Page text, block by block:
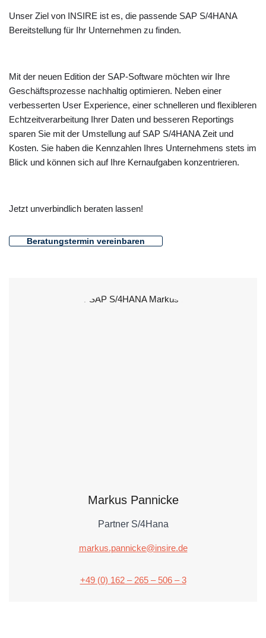
Unser Ziel von INSIRE ist es, die passende SAP S/4HANA
Bereitstellung für Ihr Unternehmen zu finden.
Mit der neuen Edition der SAP-Software möchten wir Ihre
Geschäftsprozesse nachhaltig optimieren. Neben einer
verbesserten User Experience, einer schnelleren und flexibleren
Echtzeitverarbeitung Ihrer Daten und besseren Reportings
sparen Sie mit der Umstellung auf SAP S/4HANA Zeit und
Kosten. Sie haben die Kennzahlen Ihres Unternehmens stets im
Blick und können sich auf Ihre Kernaufgaben konzentrieren.
Jetzt unverbindlich beraten lassen!
Beratungstermin vereinbaren
Markus Pannicke
Partner S/4Hana
markus.pannicke@insire.de
+49 (0) 162 – 265 – 506 – 3